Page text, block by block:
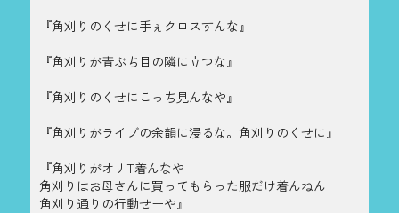
『角刈りのくせに手ぇクロスすんな』
『角刈りが青ぶち目の隣に立つな』
『角刈りのくせにこっち見んなや』
『角刈りがライブの余韻に浸るな。角刈りのくせに』
『角刈りがオリT着んなや
角刈りはお母さんに買ってもらった服だけ着んねん
角刈り通りの行動せーや』